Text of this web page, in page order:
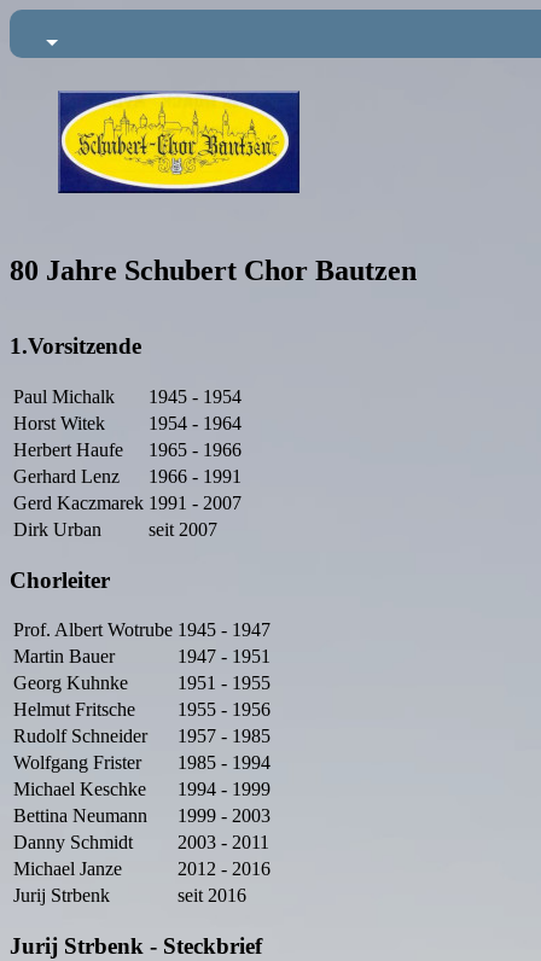
80 Jahre Schubert Chor Bautzen
1.Vorsitzende
Paul Michalk
1945 - 1954
Horst Witek
1954 - 1964
Herbert Haufe
1965 - 1966
Gerhard Lenz
1966 - 1991
Gerd Kaczmarek 1991 - 2007
Dirk Urban
seit 2007
Chorleiter
Prof. Albert Wotrube 1945 - 1947
Martin Bauer
1947 - 1951
Georg Kuhnke
1951 - 1955
Helmut Fritsche
1955 - 1956
Rudolf Schneider
1957 - 1985
Wolfgang Frister
1985 - 1994
Michael Keschke
1994 - 1999
Bettina Neumann
1999 - 2003
Danny Schmidt
2003 - 2011
Michael Janze
2012 - 2016
Jurij Strbenk
seit 2016
Jurij Strbenk - Steckbrief